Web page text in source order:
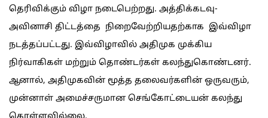
தெரிவிக்கும் விழா நடைபெற்றது. அத்திக்கடவு-
அவினாசி திட்டத்தை நிறைவேற்றியதற்காக இவ்விழா
நடத்தப்பட்டது. இவ்விழாவில் அதிமுக முக்கிய
நிர்வாகிகள் மற்றும் தொண்டர்கள் கலந்துகொண்டனர்.
ஆனால், அதிமுகவின் மூத்த தலைவர்களின் ஒருவரும்,
முன்னாள் அமைச்சருமான செங்கோட்டையன் கலந்து